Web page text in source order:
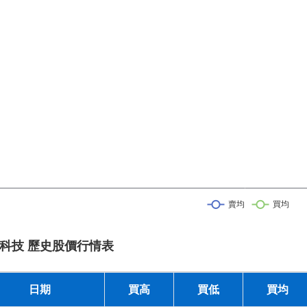
技 歷史股價行情表
日期 買高 買低 買均